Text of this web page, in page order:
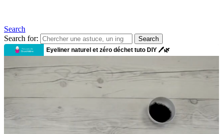
Search
Search for:
Search